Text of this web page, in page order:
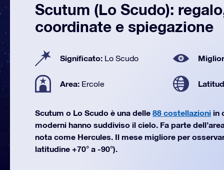
Scutum (Lo Scudo):
coordinate e spiegazione
Significato: Lo Scudo
Area: Ercole
Scutum o Lo Scudo è una delle 88 costellazioni in
moderni hanno suddiviso il cielo. Fa parte
nota come Hercules. Il mese migliore per
latitudine +70° a -90°).